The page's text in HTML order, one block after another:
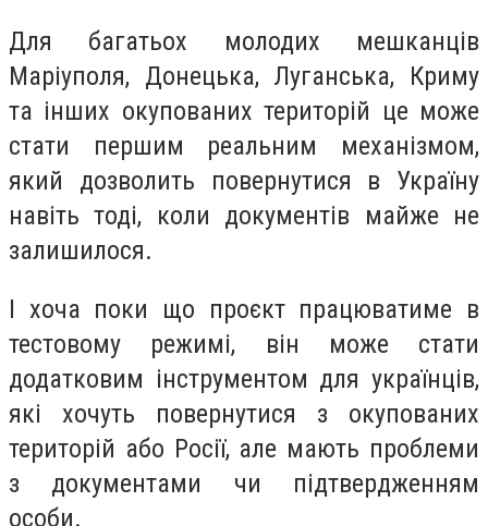
Для багатьох молодих мешканців
Маріуполя, Донецька, Луганська, Криму
та інших окупованих територій це може
стати першим реальним механізмом,
який дозволить повернутися в Україну
навіть тоді, коли документів майже не
залишилося.
І хоча поки що проєкт працюватиме в
тестовому режимі, він може стати
додатковим інструментом для українців,
які хочуть повернутися з окупованих
територій або Росії, але мають проблеми
з документами чи підтвердженням
особи.